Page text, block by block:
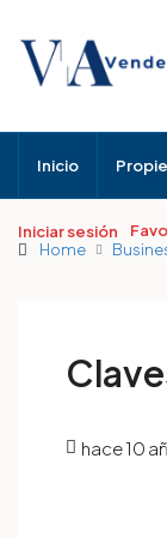
Inicio
Iniciar sesión
Home
hace 10